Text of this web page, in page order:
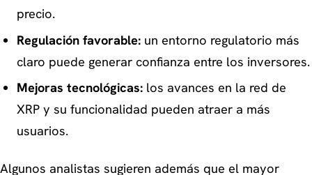
precio.
Regulación favorable:un entorno regulatorio más
claro puede generar confianza entre los inversores.
Mejoras tecnológicas:los avances en la red de
XRP y su funcionalidad pueden atraer a más
usuarios.
Algunos analistas sugieren además que el mayor